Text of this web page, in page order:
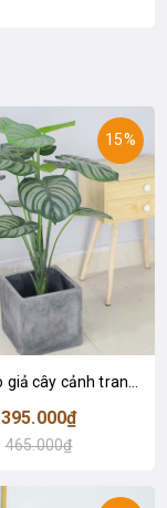
15%
395.000₫
465.000₫